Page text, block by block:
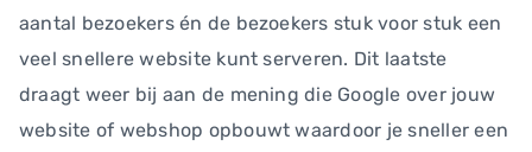
aantal bezoekers én de bezoekers stuk voor stuk een
veel snellere website kunt serveren. Dit laatste
draagt weer bij aan de mening die Google over jouw
website of webshop opbouwt waardoor je sneller een